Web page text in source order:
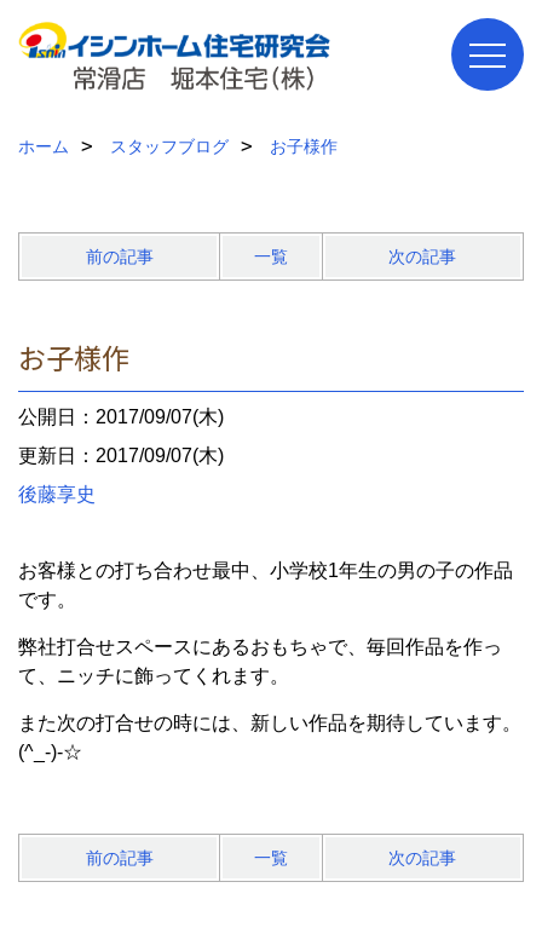
ホーム スタッフブログ お子様作
前の記事 一覧 次の記事
お子様作
公開日：2017/09/07(木)
更新日：2017/09/07(木)
後藤享史
お客様との打ち合わせ最中、小学校1年生の男の子の作品
です。
弊社打合せスペースにあるおもちゃで、毎回作品を作っ
て、ニッチに飾ってくれます。
また次の打合せの時には、新しい作品を期待しています。
(^_-)-☆
前の記事 一覧 次の記事